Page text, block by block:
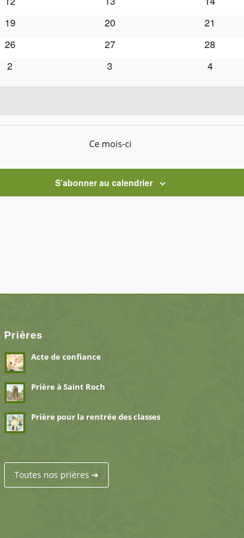
0
19
0
20
0
21
0
26
0
27
0
28
0
2
0
3
0
4
Ce mois-ci
S’abonner au calendrier
Prières
Acte de confiance
Prière à Saint Roch
Prière pour la rentrée des classes
Toutes nos prières ➔